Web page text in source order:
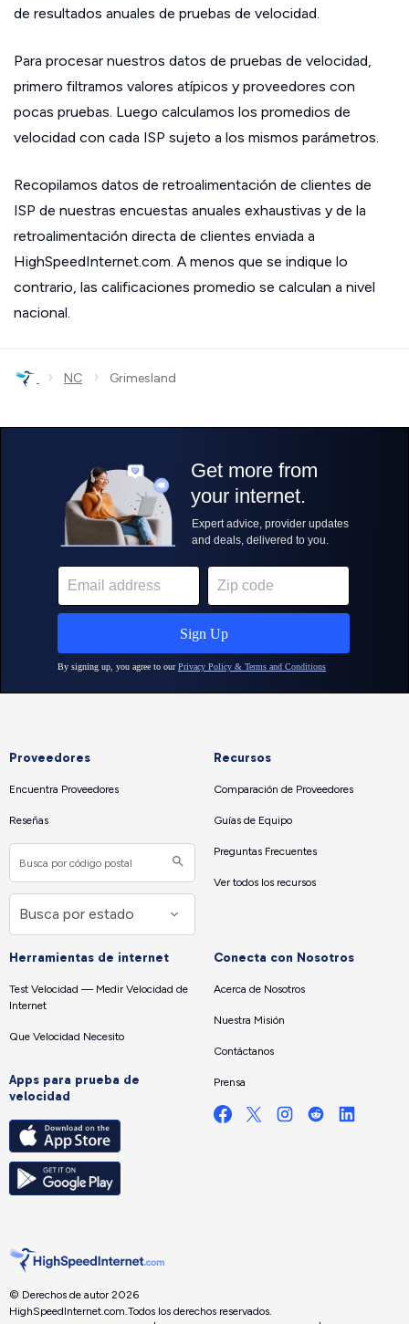
de resultados anuales de pruebas de velocidad.
Para procesar nuestros datos de pruebas de velocidad,
primero filtramos valores atípicos y proveedores con
pocas pruebas. Luego calculamos los promedios de
velocidad con cada ISP sujeto a los mismos parámetros.
Recopilamos datos de retroalimentación de clientes de
ISP de nuestras encuestas anuales exhaustivas y de la
retroalimentación directa de clientes enviada a
HighSpeedInternet.com. A menos que se indique lo
contrario, las calificaciones promedio se calculan a nivel
nacional.
› NC › Grimesland
Proveedores
Encuentra Proveedores
Reseñas
Recursos
Comparación de Proveedores
Guías de Equipo
Preguntas Frecuentes
Ver todos los recursos
Herramientas de internet
Test Velocidad — Medir Velocidad de
Internet
Que Velocidad Necesito
Apps para prueba de
velocidad
Conecta con Nosotros
Acerca de Nosotros
Nuestra Misión
Contáctanos
Prensa
© Derechos de autor 2026
HighSpeedInternet.com.Todos los derechos reservados.